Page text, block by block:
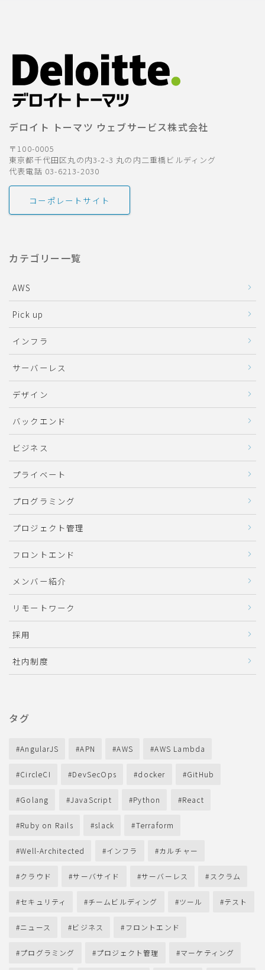
デロイト トーマツ ウェブサービス株式会社
〒100-0005
東京都千代田区丸の内3-2-3 丸の内二重橋ビルディング
代表電話 03-6213-2030
コーポレートサイト
カテゴリー一覧
AWS
Pick up
インフラ
サーバーレス
デザイン
バックエンド
ビジネス
プライベート
プログラミング
プロジェクト管理
フロントエンド
メンバー紹介
リモートワーク
採用
社内制度
タグ
AngularJS APN AWS AWS Lambda
CircleCI DevSecOps docker GitHub
Golang JavaScript Python React
Ruby on Rails slack Terraform
Well-Architected インフラ カルチャー
クラウド サーバサイド サーバーレス スクラム
セキュリティ チームビルディング ツール テスト
ニュース ビジネス フロントエンド
プログラミング プロジェクト管理 マーケティング